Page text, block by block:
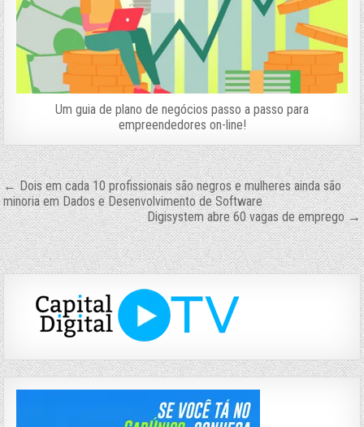
Um guia de plano de negócios passo a passo para
empreendedores on-line!
Navegação
de
Post
← Dois em cada 10 profissionais são negros e mulheres ainda são
minoria em Dados e Desenvolvimento de Software
Digisystem abre 60 vagas de emprego →